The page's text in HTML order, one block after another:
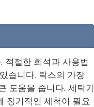
적절한 희석과 사용법
습니다. 락스의 가장
도움을 줍니다. 세탁기
정기적인 세척이 필요